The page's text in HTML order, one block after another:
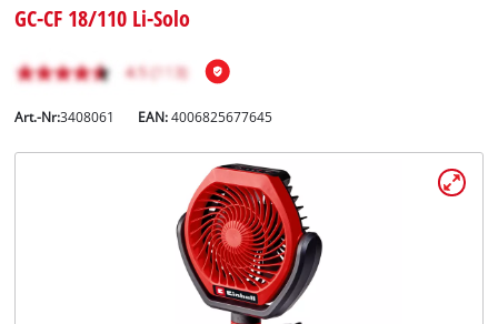
GC-CF 18/110 Li-Solo
Art.-Nr:3408061 EAN:4006825677645